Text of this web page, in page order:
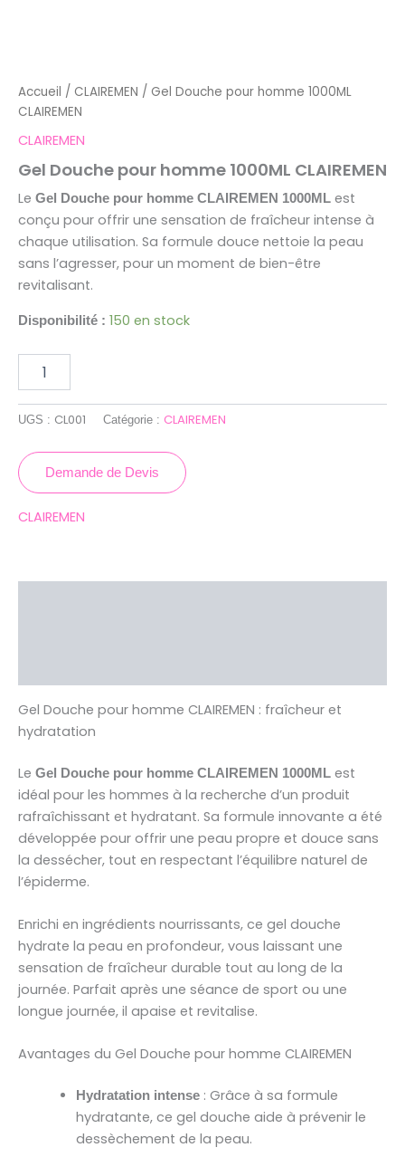
Accueil / CLAIREMEN / Gel Douche pour homme 1000ML
CLAIREMEN
CLAIREMEN
Gel Douche pour homme 1000ML CLAIREMEN
Le Gel Douche pour homme CLAIREMEN 1000ML est
conçu pour offrir une sensation de fraîcheur intense à
chaque utilisation. Sa formule douce nettoie la peau
sans l’agresser, pour un moment de bien-être
revitalisant.
Disponibilité : 150 en stock
UGS : CL001 Catégorie : CLAIREMEN
Demande de Devis
CLAIREMEN
Gel Douche pour homme CLAIREMEN : fraîcheur et
hydratation
Le Gel Douche pour homme CLAIREMEN 1000ML est
idéal pour les hommes à la recherche d’un produit
rafraîchissant et hydratant. Sa formule innovante a été
développée pour offrir une peau propre et douce sans
la dessécher, tout en respectant l’équilibre naturel de
l’épiderme.
Enrichi en ingrédients nourrissants, ce gel douche
hydrate la peau en profondeur, vous laissant une
sensation de fraîcheur durable tout au long de la
journée. Parfait après une séance de sport ou une
longue journée, il apaise et revitalise.
Avantages du Gel Douche pour homme CLAIREMEN
Hydratation intense: Grâce à sa formule
hydratante, ce gel douche aide à prévenir le
dessèchement de la peau.